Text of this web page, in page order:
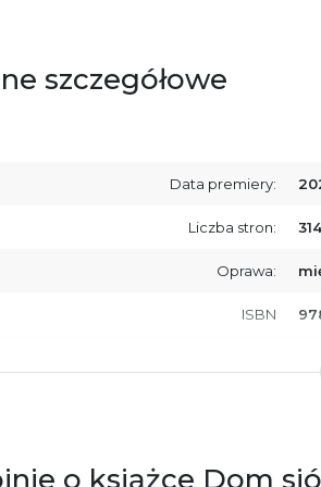
szczegółowe
Data premiery:
Liczba stron: 314
Oprawa:
ISBN
o książce Dom